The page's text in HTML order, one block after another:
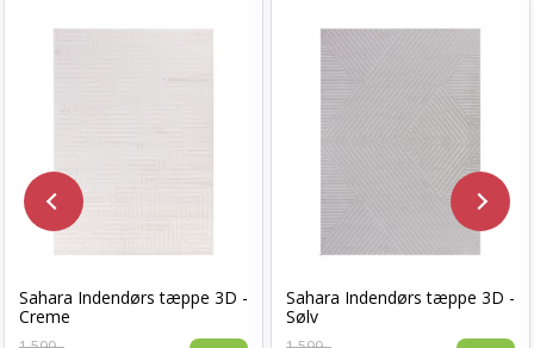
Sahara Indendørs tæppe 3D -
Creme
Sahara Indendørs tæppe 3D -
Sølv